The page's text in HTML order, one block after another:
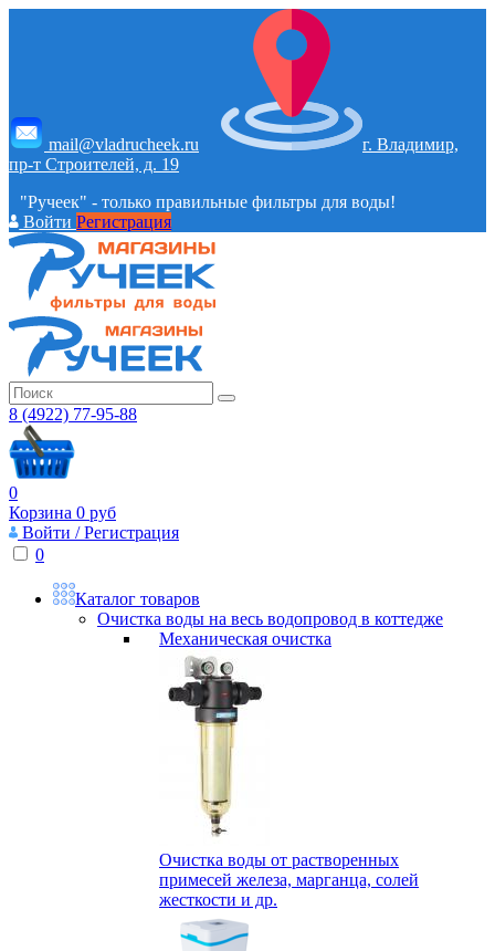
mail@vladrucheek.ru
г. Владимир,
пр-т Строителей, д. 19
"Ручеек" - только правильные фильтры для воды!
ВойтиРегистрация
8 (4922) 77-95-88
0
Корзина 0 руб
Войти / Регистрация
0
Каталог товаров
Очистка воды на весь водопровод в коттедже
Механическая очистка
Очистка воды от растворенных
примесей железа, марганца, солей
жесткости и др.